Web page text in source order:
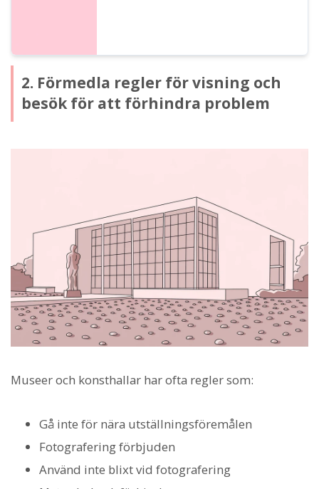
2. Förmedla regler för visning och
besök för att förhindra problem
Museer och konsthallar har ofta regler som:
Gå inte för nära utställningsföremålen
Fotografering förbjuden
Använd inte blixt vid fotografering